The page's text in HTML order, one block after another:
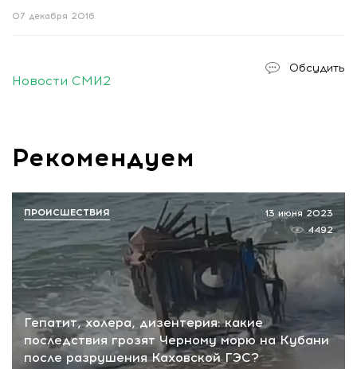
07 декабря 2016
Обсудить
Новости СМИ2
Рекомендуем
Гепатит, холера, дизентерия: какие
последствия грозят Черному морю на Кубани
после разрушения Каховской ГЭС?
13 июня 2023
4492
ПРОИСШЕСТВИЯ